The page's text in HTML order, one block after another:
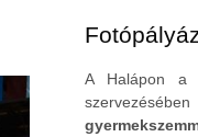
A Halápon a